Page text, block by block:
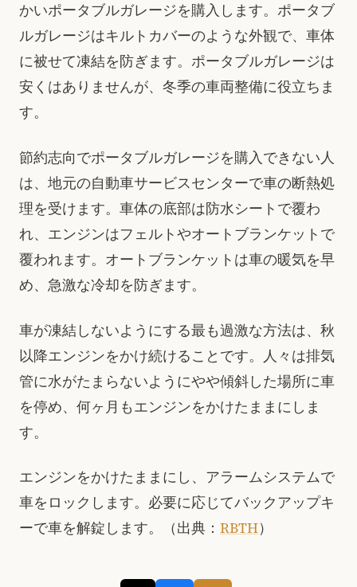
かいポータブルガレージを購入します。ポータブ
ルガレージはキルトカバーのような外観で、車体
に被せて凍結を防ぎます。ポータブルガレージは
安くはありませんが、冬季の車両整備に役立ちま
す。
節約志向でポータブルガレージを購入できない人
は、地元の自動車サービスセンターで車の断熱処
理を受けます。車体の底部は防水シートで覆わ
れ、エンジンはフェルトやオートブランケットで
覆われます。オートブランケットは車の暖気を早
め、急激な冷却を防ぎます。
車が凍結しないようにする最も過激な方法は、秋
以降エンジンをかけ続けることです。人々は排気
管に水がたまらないようにやや傾斜した場所に車
を停め、何ヶ月もエンジンをかけたままにしま
す。
エンジンをかけたままにし、アラームシステムで
車をロックします。必要に応じてバックアップキ
ーで車を解錠します。（出典： RBTH）